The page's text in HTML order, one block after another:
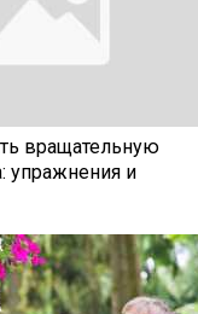
вращательную
упражнения и